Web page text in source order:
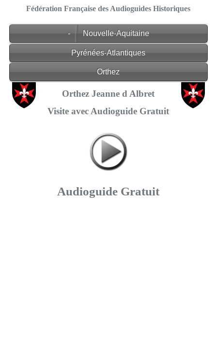
Fédération Française des Audioguides Historiques
- Nouvelle-Aquitaine
Pyrénées-Atlantiques
Orthez
Orthez Jeanne d Albret
Visite avec Audioguide Gratuit
Audioguide Gratuit